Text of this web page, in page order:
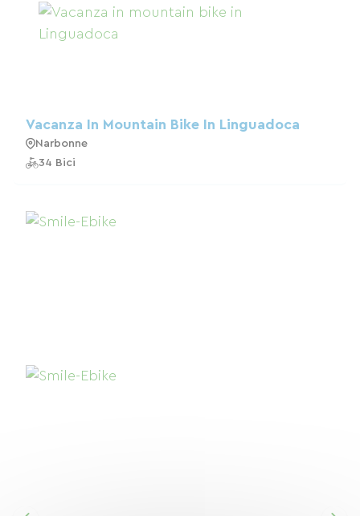
Vacanza In Mountain Bike In Linguadoca
Narbonne
34 Bici